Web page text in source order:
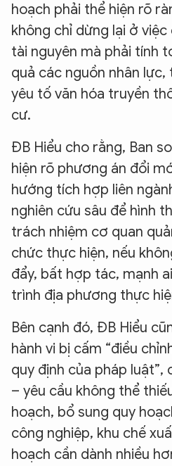
hoạch phải thể hiện rõ
không chỉ dừng lại ở
tài nguyên mà phải tính
quả các nguồn nhân
yêu tố văn hóa truyền
cư.
ĐB Hiểu cho rằng, Ban
hiện rõ phương án đổi
hướng tích hợp liên
nghiên cứu sâu để hình
trách nhiệm cơ quan
chức thực hiện, nếu
đẩy, bất hợp tác, mạnh
trình địa phương thực
Bên cạnh đó, ĐB Hiểu
hành vi bị cấm “điều
quy định của pháp luật”,
– yêu cầu không thể
hoạch, bổ sung quy
công nghiệp, khu chế
hoạch cần dành nhiều